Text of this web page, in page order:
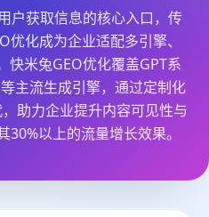
户获取信息的核心入口，传
优化成为企业适配多引擎、
快米兔GEO优化覆盖GPT系
主流生成引擎，通过定制化
助力企业提升内容可见性与
以上的流量增长效果。